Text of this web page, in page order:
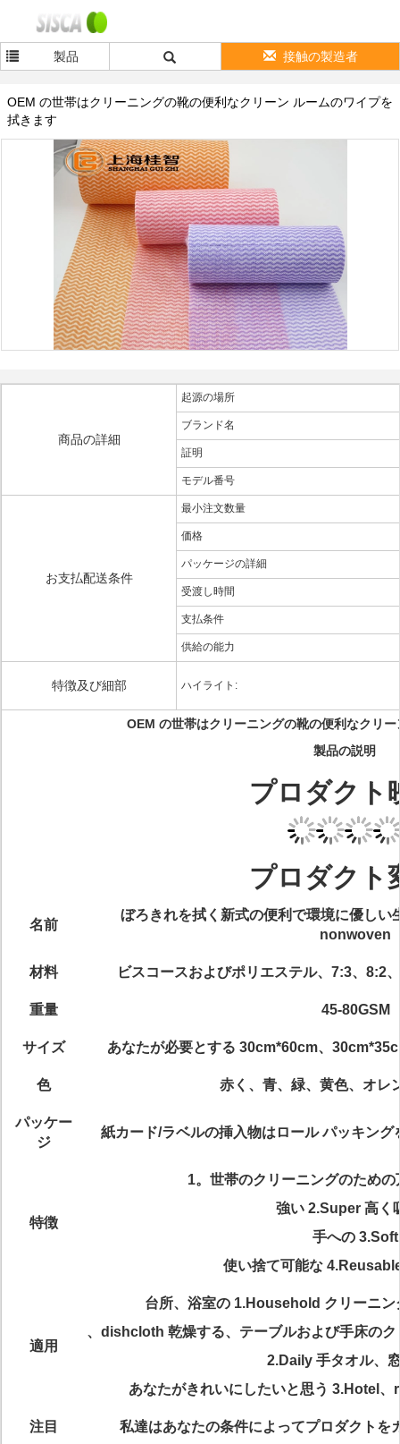
製品 接触の製造者
OEM の世帯はクリーニングの靴の便利なクリーン ルームのワイプを
拭きます
商品の詳細
起源の場所
ブランド名
証明
モデル番号
お支払配送条件
最小注文数量
価格
パッケージの詳細
受渡し時間
支払条件
供給の能力
特徴及び細部 ハイライト:
OEM の世帯はクリーニングの靴の便利なクリ
製品の説明
プロダクト
プロダクト
名前
ぼろきれを拭く新式の便利で環境に優し
nonwoven
材料 ビスコースおよびポリエステル、7:3、8:2
重量 45-80GSM
サイズ あなたが必要とする 30cm*60cm、
色 赤く、青、緑、黄色、オレ
パッケー
ジ
紙カード/ラベルの挿入物はロール パッキン
特徴
1。世帯のクリーニングのため
強い 2.Super 高く
手への 3.Soft
使い捨て可能な
適用
台所、浴室の 1.Household クリーニン
、dishcloth 乾燥する、テーブルおよび手床の
2.Daily 手タオル、
あなたがきれいにしたいと思う 3.Hotel
注目 私達はあなたの条件によってプロダクトを